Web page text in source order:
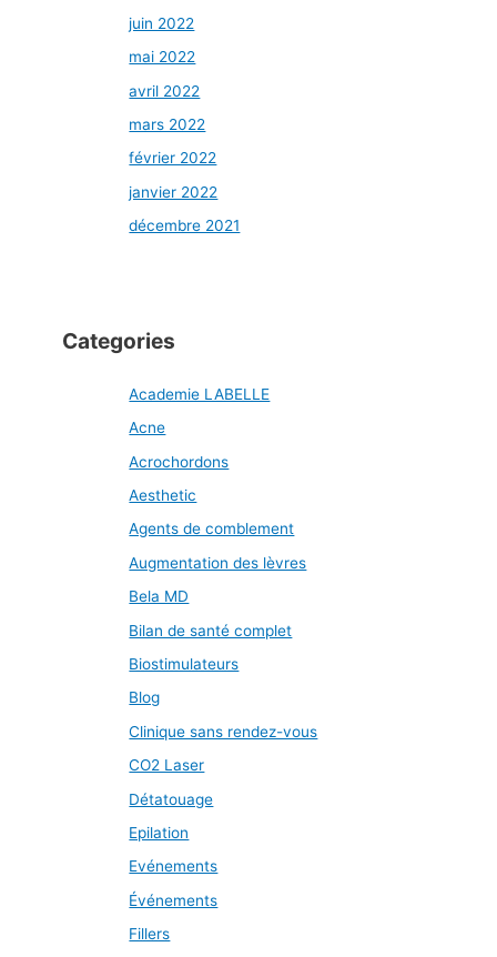
juin 2022
mai 2022
avril 2022
mars 2022
février 2022
janvier 2022
décembre 2021
Categories
Academie LABELLE
Acne
Acrochordons
Aesthetic
Agents de comblement
Augmentation des lèvres
Bela MD
Bilan de santé complet
Biostimulateurs
Blog
Clinique sans rendez-vous
CO2 Laser
Détatouage
Epilation
Evénements
Événements
Fillers